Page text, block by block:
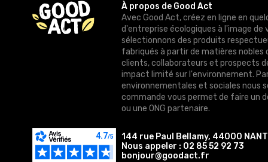
À propos de Good Act
Avec Good Act, créez en ligne en
d'entreprise écologiques à l'image de
sélectionnons des produits
fabriqués à partir de matières nobles
clients, collaborateurs et prospects
impact limité sur l'environnement.
environnementales et sociales nous
commande vous permet de faire un
ou une ONG partenaire.
144 rue Paul Bellamy, 44000
Nous appeler : 02 85 52 92 73
bonjour@goodact.fr